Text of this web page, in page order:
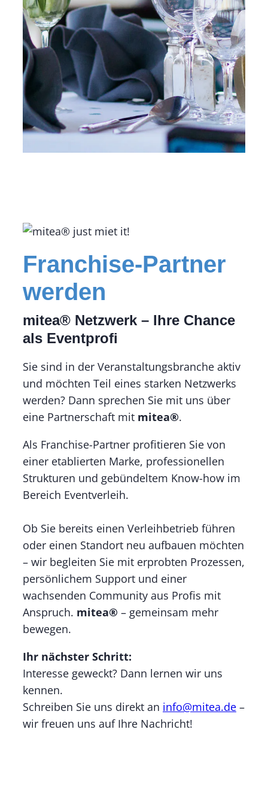
Franchise-Partner
werden
mitea® Netzwerk – Ihre Chance
als Eventprofi
Sie sind in der Veranstaltungsbranche aktiv
und möchten Teil eines starken Netzwerks
werden? Dann sprechen Sie mit uns über
eine Partnerschaft mit mitea®.
Als Franchise-Partner profitieren Sie von
einer etablierten Marke, professionellen
Strukturen und gebündeltem Know-how im
Bereich Eventverleih.
Ob Sie bereits einen Verleihbetrieb führen
oder einen Standort neu aufbauen möchten
– wir begleiten Sie mit erprobten Prozessen,
persönlichem Support und einer
wachsenden Community aus Profis mit
Anspruch. mitea® – gemeinsam mehr
bewegen.
Ihr nächster Schritt:
Interesse geweckt? Dann lernen wir uns
kennen.
Schreiben Sie uns direkt an info@mitea.de –
wir freuen uns auf Ihre Nachricht!